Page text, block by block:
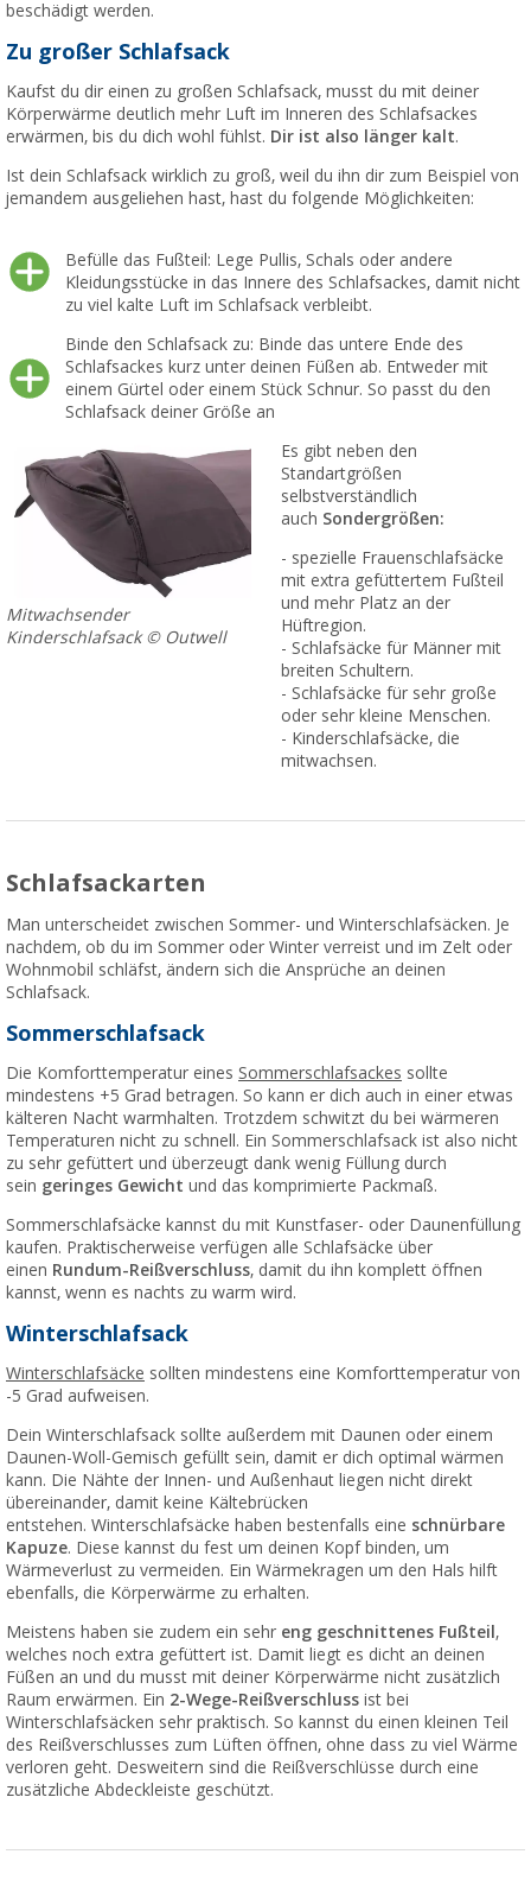
beschädigt werden.
Zu großer Schlafsack
Kaufst du dir einen zu großen Schlafsack, musst du mit deiner
Körperwärme deutlich mehr Luft im Inneren des Schlafsackes
erwärmen, bis du dich wohl fühlst. Dir ist also länger kalt.
Ist dein Schlafsack wirklich zu groß, weil du ihn dir zum Beispiel von
jemandem ausgeliehen hast, hast du folgende Möglichkeiten:
Befülle das Fußteil: Lege Pullis, Schals oder andere
Kleidungsstücke in das Innere des Schlafsackes, damit nicht
zu viel kalte Luft im Schlafsack verbleibt.
Binde den Schlafsack zu: Binde das untere Ende des
Schlafsackes kurz unter deinen Füßen ab. Entweder mit
einem Gürtel oder einem Stück Schnur. So passt du den
Schlafsack deiner Größe an
Mitwachsender
Kinderschlafsack © Outwell
Es gibt neben den
Standartgrößen
selbstverständlich
auch Sondergrößen:
- spezielle Frauenschlafsäcke
mit extra gefüttertem Fußteil
und mehr Platz an der
Hüftregion.
- Schlafsäcke für Männer mit
breiten Schultern.
- Schlafsäcke für sehr große
oder sehr kleine Menschen.
- Kinderschlafsäcke, die
mitwachsen.
Schlafsackarten
Man unterscheidet zwischen Sommer- und Winterschlafsäcken. Je
nachdem, ob du im Sommer oder Winter verreist und im Zelt oder
Wohnmobil schläfst, ändern sich die Ansprüche an deinen
Schlafsack.
Sommerschlafsack
Die Komforttemperatur eines Sommerschlafsackes sollte
mindestens +5 Grad betragen. So kann er dich auch in einer etwas
kälteren Nacht warmhalten. Trotzdem schwitzt du bei wärmeren
Temperaturen nicht zu schnell. Ein Sommerschlafsack ist also nicht
zu sehr gefüttert und überzeugt dank wenig Füllung durch
sein geringes Gewicht und das komprimierte Packmaß.
Sommerschlafsäcke kannst du mit Kunstfaser- oder Daunenfüllung
kaufen. Praktischerweise verfügen alle Schlafsäcke über
einen Rundum-Reißverschluss, damit du ihn komplett öffnen
kannst, wenn es nachts zu warm wird.
Winterschlafsack
Winterschlafsäcke sollten mindestens eine Komforttemperatur von
-5 Grad aufweisen.
Dein Winterschlafsack sollte außerdem mit Daunen oder einem
Daunen-Woll-Gemisch gefüllt sein, damit er dich optimal wärmen
kann. Die Nähte der Innen- und Außenhaut liegen nicht direkt
übereinander, damit keine Kältebrücken
entstehen. Winterschlafsäcke haben bestenfalls eine schnürbare
Kapuze. Diese kannst du fest um deinen Kopf binden, um
Wärmeverlust zu vermeiden. Ein Wärmekragen um den Hals hilft
ebenfalls, die Körperwärme zu erhalten.
Meistens haben sie zudem ein sehr eng geschnittenes Fußteil ,
welches noch extra gefüttert ist. Damit liegt es dicht an deinen
Füßen an und du musst mit deiner Körperwärme nicht zusätzlich
Raum erwärmen. Ein 2-Wege-Reißverschluss ist bei
Winterschlafsäcken sehr praktisch. So kannst du einen kleinen Teil
des Reißverschlusses zum Lüften öffnen, ohne dass zu viel Wärme
verloren geht. Desweitern sind die Reißverschlüsse durch eine
zusätzliche Abdeckleiste geschützt.